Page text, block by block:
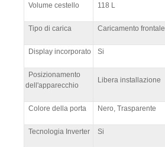
Volume cestello 118 L
Tipo di carica Caricamento frontale
Display incorporato Si
Posizionamento
dell'apparecchio
Libera installazione
Colore della porta Nero, Trasparente
Tecnologia Inverter Si